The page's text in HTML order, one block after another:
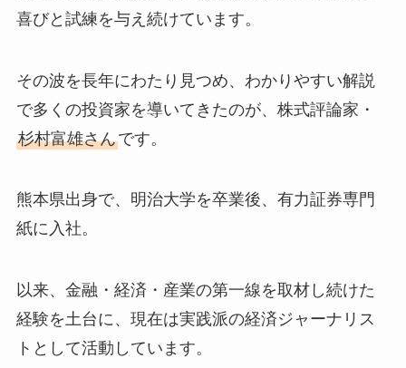
喜びと試練を与え続けています。
その波を長年にわたり見つめ、わかりやすい解説
で多くの投資家を導いてきたのが、株式評論家・
杉村富雄さんです。
熊本県出身で、明治大学を卒業後、有力証券専門
紙に入社。
以来、金融・経済・産業の第一線を取材し続けた
経験を土台に、現在は実践派の経済ジャーナリス
トとして活動しています。